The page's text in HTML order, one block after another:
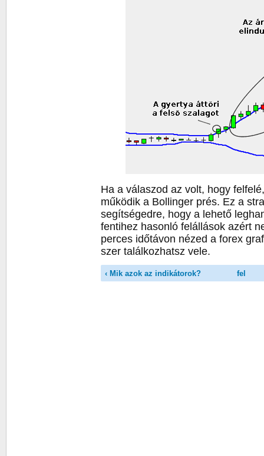
Ha a válaszod az volt, hogy
működik a Bollinger prés. Ez a
segítségedre, hogy a lehető
fentihez hasonló felállások azért
perces időtávon nézed a forex
szer találkozhatsz vele.
‹ Mik azok az indikátorok? fel